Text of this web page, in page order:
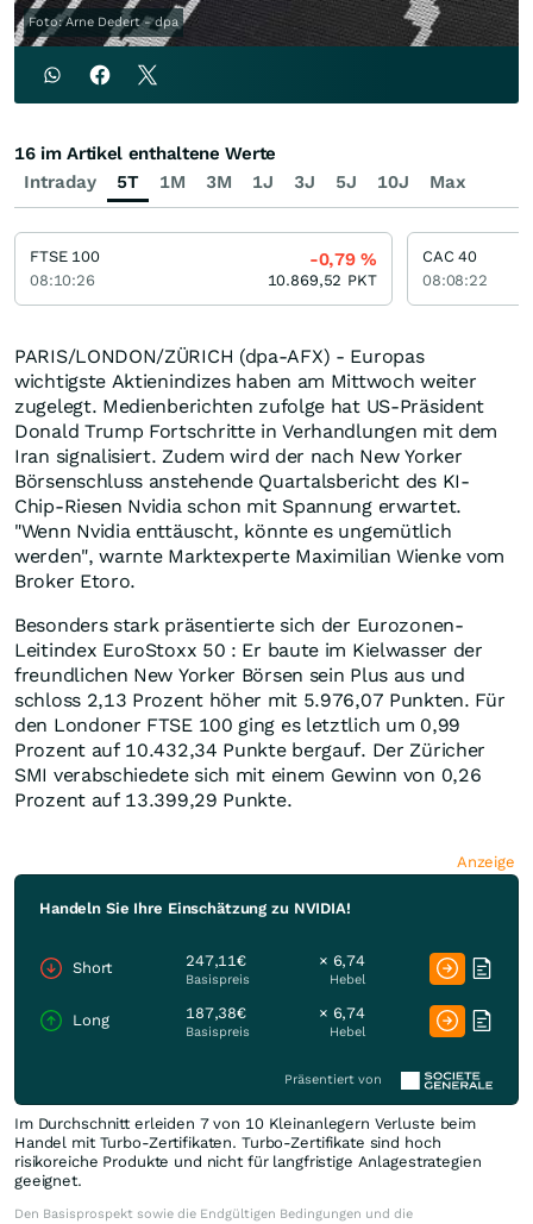
Foto: Arne Dedert - dpa
PARIS/LONDON/ZÜRICH (dpa-AFX) - Europas
wichtigste Aktienindizes haben am Mittwoch weiter
zugelegt. Medienberichten zufolge hat US-Präsident
Donald Trump Fortschritte in Verhandlungen mit dem
Iran signalisiert. Zudem wird der nach New Yorker
Börsenschluss anstehende Quartalsbericht des KI-
Chip-Riesen Nvidia schon mit Spannung erwartet.
"Wenn Nvidia enttäuscht, könnte es ungemütlich
werden", warnte Marktexperte Maximilian Wienke vom
Broker Etoro.
Besonders stark präsentierte sich der Eurozonen-
Leitindex EuroStoxx 50 : Er baute im Kielwasser der
freundlichen New Yorker Börsen sein Plus aus und
schloss 2,13 Prozent höher mit 5.976,07 Punkten. Für
den Londoner FTSE 100 ging es letztlich um 0,99
Prozent auf 10.432,34 Punkte bergauf. Der Züricher
SMI verabschiedete sich mit einem Gewinn von 0,26
Prozent auf 13.399,29 Punkte.
Anzeige
Handeln Sie Ihre Einschätzung zu NVIDIA!
Short 247,11€
Basispreis
× 6,74
Hebel
Long 187,38€
Basispreis
× 6,74
Hebel
Präsentiert von
Im Durchschnitt erleiden 7 von 10 Kleinanlegern Verluste beim
Handel mit Turbo-Zertifikaten. Turbo-Zertifikate sind hoch
risikoreiche Produkte und nicht für langfristige Anlagestrategien
geeignet.
Den Basisprospekt sowie die Endgültigen Bedingungen und die
Intraday 5T 1M 3M 1J 3J 5J 10J Max
16 im Artikel enthaltene Werte
FTSE 100
08:10:26
-0,79%
10.869,52 PKT
CAC 40
08:08:22